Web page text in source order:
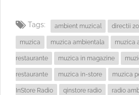
Tags: ambient muzical directii
muzica muzica ambientala muzica
restaurante muzica in magazine
restaurante muzica in-store muzica
InStore Radio qinstore radio radio